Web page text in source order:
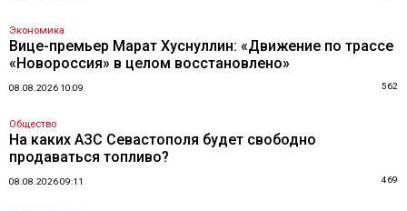
Экономика
Вице-премьер Марат Хуснуллин: «Движение по трассе
«Новороссия» в целом восстановлено»
08.08.2026 10:09 562
Общество
На каких АЗС Севастополя будет свободно
продаваться топливо?
08.08.2026 09:11 469